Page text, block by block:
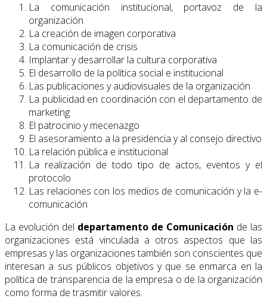
La comunicación institucional, portavoz de la
organización
La creación de imagen corporativa
La comunicación de crisis
Implantar y desarrollar la cultura corporativa
El desarrollo de la política social e institucional
Las publicaciones y audiovisuales de la organización
La publicidad en coordinación con el departamento de
marketing
El patrocinio y mecenazgo
El asesoramiento a la presidencia y al consejo directivo
La relación pública e institucional
La realización de todo tipo de actos, eventos y el
protocolo
Las relaciones con los medios de comunicación y la e-
comunicación
La evolución del departamento de Comunicación de las
organizaciones está vinculada a otros aspectos que las
empresas y las organizaciones también son conscientes que
interesan a sus públicos objetivos y que se enmarca en la
política de transparencia de la empresa o de la organización
como forma de trasmitir valores.